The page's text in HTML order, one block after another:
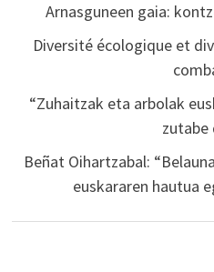
Arnasguneen gaia:
Diversité écologique et
“Zuhaitzak eta arbolak
zutabe
Beñat Oihartzabal:
euskararen hautua